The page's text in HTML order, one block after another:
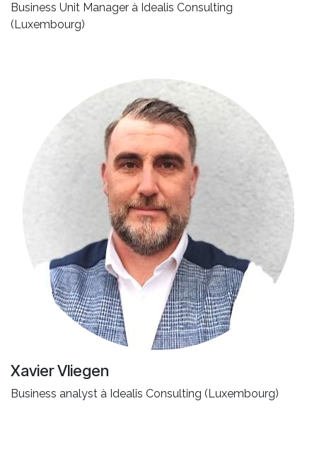
Business Unit Manager à Idealis Consulting
(Luxembourg)
Xavier Vliegen
Business analyst à Idealis Consulting (Luxembourg)